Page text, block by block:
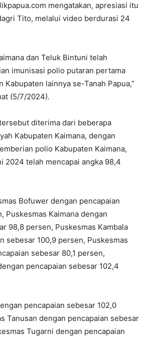
mengatakan, apresiasi itu
Tito, melalui video berdurasi 24
dan Teluk Bintuni telah
imunisasi polio putaran pertama
Kabupaten lainnya se-Tanah Papua,”
(5/7/2024).
diterima dari beberapa
Kabupaten Kaimana, dengan
polio Kabupaten Kaimana,
2024 telah mencapai angka 98,4
Bofuwer dengan pencapaian
Puskesmas Kaimana dengan
98,8 persen, Puskesmas Kambala
sebesar 100,9 persen, Puskesmas
sebesar 80,1 persen,
pencapaian sebesar 102,4
pencapaian sebesar 102,0
Tanusan dengan pencapaian sebesar
Tugarni dengan pencapaian